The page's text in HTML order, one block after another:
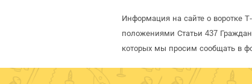
Информация на сайте о воротке
положениями Статьи 437
которых мы просим сообщать в